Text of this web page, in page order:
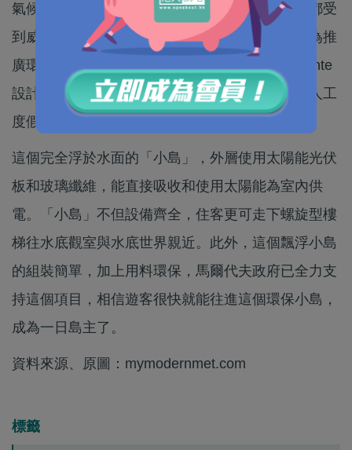
氣候變化令海平面上升，好多海岸線國家同地區都受
到威脅，馬爾代夫這個度假天堂就是其中之一。為推
廣環保度假概念，設計師意大利Michele Puzzolante
設計了一個太陽能浮島，一個以太陽能為動力的人工
度假島嶼。
這個完全浮於水面的「小島」，外層使用太陽能光伏
板和玻璃纖維，能直接吸收和使用太陽能為室內供
電。「小島」不但設備齊全，住客更可走下螺旋型樓
梯往水底觀室與水底世界親近。此外，這個飄浮小島
的組裝簡單，加上用料環保，馬爾代夫政府已全力支
持這個項目，相信遊客很快就能往進這個環保小島，
成為一日島主了。
資料來源、原圖：mymodernmet.com
標籤